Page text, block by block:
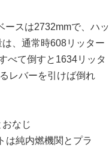
ースは2732mmで、ハッ
、通常時608リッター
べて倒すと1634リッタ
レバーを引けば倒れ
なじ
は純内燃機関とプラ